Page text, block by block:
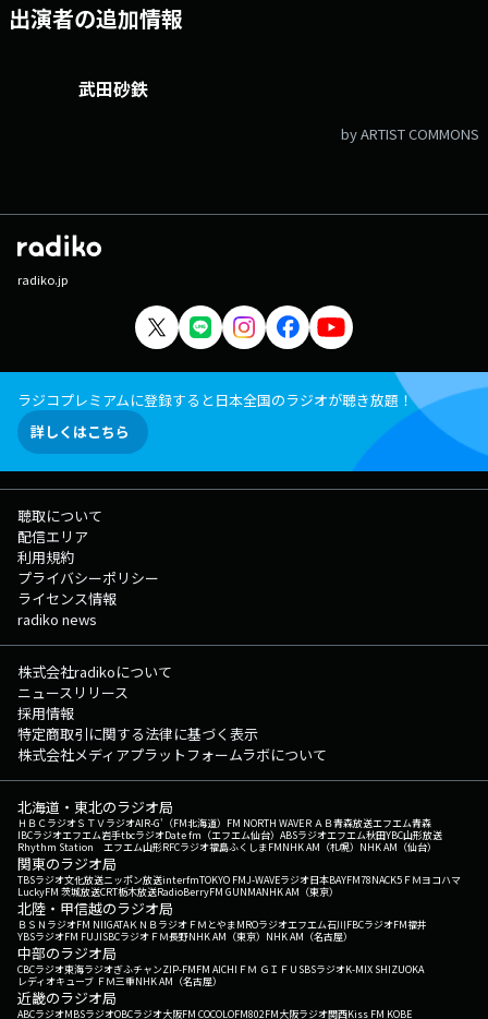
出演者の追加情報
武田砂鉄
by ARTIST COMMONS
radiko.jp
ラジコプレミアムに登録すると日本全国のラジオが聴き放題！
詳しくはこちら
聴取について
配信エリア
利用規約
プライバシーポリシー
ライセンス情報
radiko news
株式会社radikoについて
ニュースリリース
採用情報
特定商取引に関する法律に基づく表示
株式会社メディアプラットフォームラボについて
北海道・東北のラジオ局
ＨＢＣラジオＳＴＶラジオAIR-G'（FM北海道） FM NORTH WAVEＲＡＢ青森放送エフエム青森
IBCラジオエフエム岩手tbcラジオDate fm（エフエム仙台） ABSラジオエフエム秋田YBC山形放送
Rhythm Station エフエム山形RFCラジオ福島ふくしまFMNHK AM（札幌） NHK AM（仙台）
関東のラジオ局
TBSラジオ文化放送ニッポン放送interfmTOKYO FMJ-WAVEラジオ日本BAYFM78NACK5 ＦＭヨコハマ
LuckyFM 茨城放送CRT栃木放送RadioBerryFM GUNMANHK AM（東京）
北陸・甲信越のラジオ局
ＢＳＮラジオFM NIIGATAＫＮＢラジオ ＦＭとやまMROラジオエフエム石川FBCラジオFM福井
YBSラジオFM FUJISBCラジオ ＦＭ長野NHK AM（東京） NHK AM（名古屋）
中部のラジオ局
CBCラジオ東海ラジオぎふチャンZIP-FMFM AICHI ＦＭ ＧＩＦＵ SBSラジオK-MIX SHIZUOKA
レディオキューブ ＦＭ三重NHK AM（名古屋）
近畿のラジオ局
ABCラジオMBSラジオOBCラジオ大阪FM COCOLOFM802FM大阪ラジオ関西Kiss FM KOBE